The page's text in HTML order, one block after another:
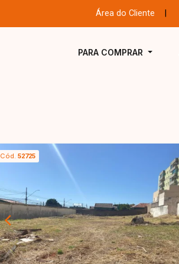
Área do Cliente
PARA COMPRAR
Cód. 52725